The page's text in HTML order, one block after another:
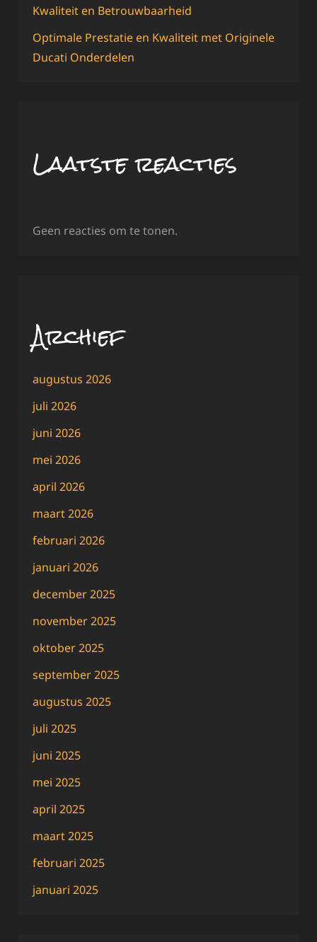
Kwaliteit en Betrouwbaarheid
Optimale Prestatie en Kwaliteit met Originele
Ducati Onderdelen
Laatste reacties
Geen reacties om te tonen.
Archief
augustus 2026
juli 2026
juni 2026
mei 2026
april 2026
maart 2026
februari 2026
januari 2026
december 2025
november 2025
oktober 2025
september 2025
augustus 2025
juli 2025
juni 2025
mei 2025
april 2025
maart 2025
februari 2025
januari 2025